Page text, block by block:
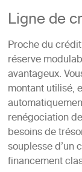
Ligne de
Proche du
réserve
avantageux.
montant utilisé,
renégociation
besoins de
souplesse d’un
financement